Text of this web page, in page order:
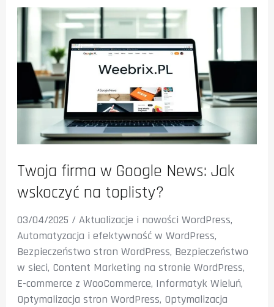
Twoja firma w Google News: Jak
wskoczyć na toplisty?
03/04/2025 /Aktualizacje i nowości WordPress,
Automatyzacja i efektywność w WordPress,
Bezpieczeństwo stron WordPress, Bezpieczeństwo
w sieci, Content Marketing na stronie WordPress,
E-commerce z WooCommerce, Informatyk Wieluń,
Optymalizacja stron WordPress, Optymalizacja